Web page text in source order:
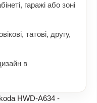
гаражі або зоні
татові, другу,
в
HWD-A634 -